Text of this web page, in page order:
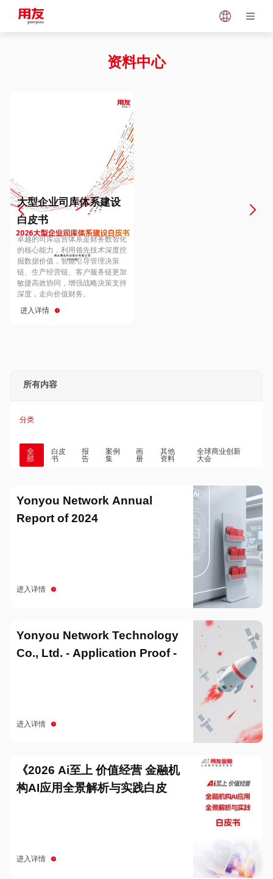
Vietnam
Europe
Hungary
Hong Kong
资料中心
大型企业司库体系建设
白皮书
卓越的司库运营体系是财务数智化
的核心能力，利用领先技术深度挖
掘数据价值，智能引导管理决策
链、生产经营链、客户服务链更加
敏捷高效协同，增强战略決策支持
深度，走向价值财务。
进入详情
所有内容
分类
全
部
白皮
书
报
告
案例
集
画
册
其他
资料
全球商业创新
大会
Yonyou Network Annual
Report of 2024
进入详情
Yonyou Network Technology
Co., Ltd. - Application Proof -
进入详情
《2026 Ai至上 价值经营 金融机
构AI应用全景解析与实践白皮
进入详情